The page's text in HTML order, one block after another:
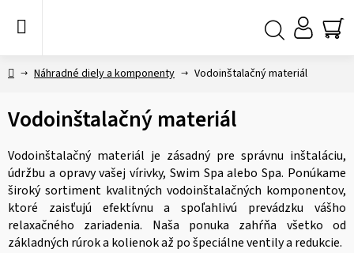
DomovNáhradné diely a komponenty Vodoinštalačný materiál
Vodoinštalačný materiál
Vodoinštalačný materiál je zásadný pre správnu inštaláciu,
údržbu a opravy vašej vírivky, Swim Spa alebo Spa. Ponúkame
široký sortiment kvalitných vodoinštalačných komponentov,
ktoré zaisťujú efektívnu a spoľahlivú prevádzku vášho
relaxačného zariadenia. Naša ponuka zahŕňa všetko od
základných rúrok a kolienok až po špeciálne ventily a redukcie.